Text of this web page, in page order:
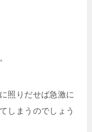
照りだせば急激に
しまうのでしょう